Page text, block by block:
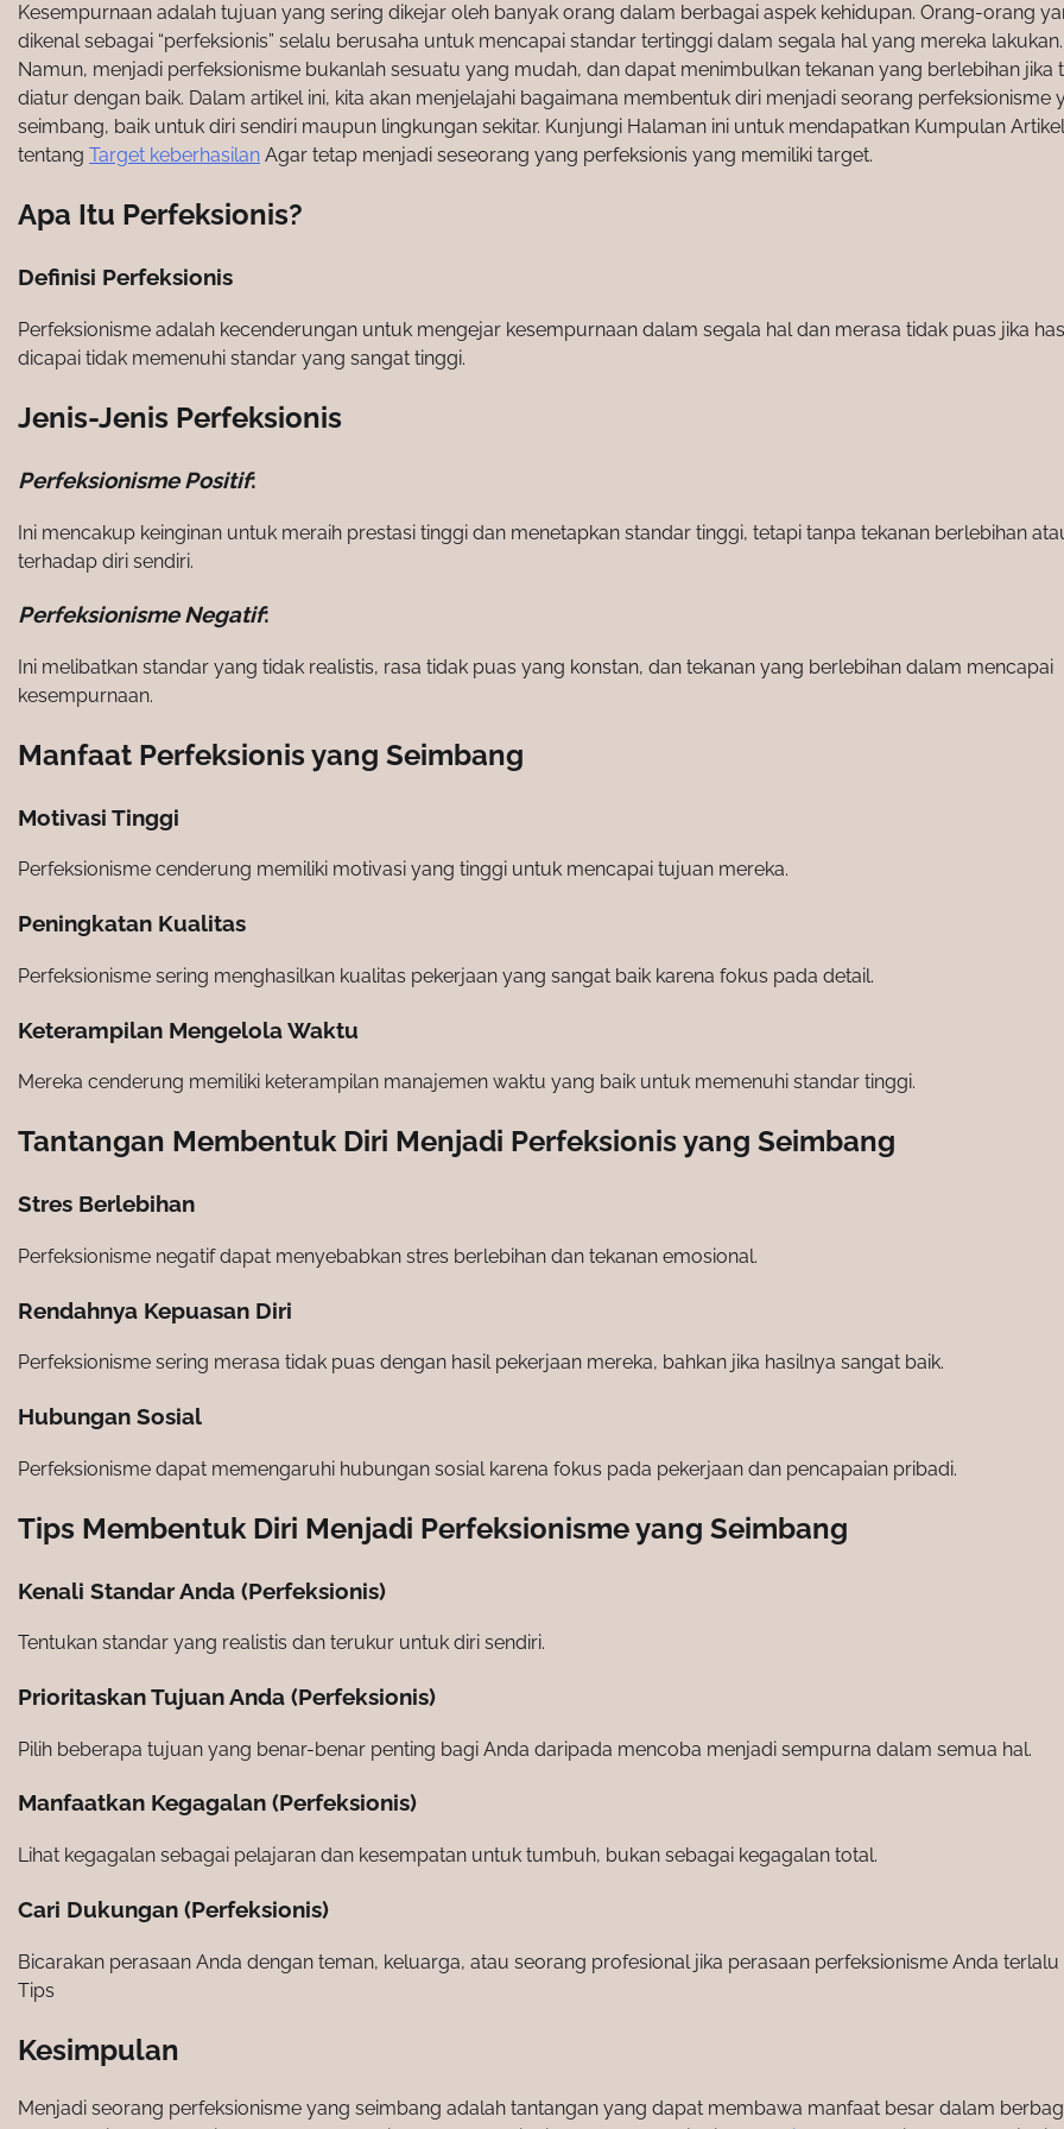
Kesempurnaan adalah tujuan yang sering dikejar oleh banyak orang dalam berbagai aspek kehidupan. Orang-orang
dikenal sebagai “perfeksionis” selalu berusaha untuk mencapai standar tertinggi dalam segala hal yang mereka lakukan.
Namun, menjadi perfeksionisme bukanlah sesuatu yang mudah, dan dapat menimbulkan tekanan yang berlebihan jika
diatur dengan baik. Dalam artikel ini, kita akan menjelajahi bagaimana membentuk diri menjadi seorang perfeksionisme
seimbang, baik untuk diri sendiri maupun lingkungan sekitar. Kunjungi Halaman ini untuk mendapatkan Kumpulan Artikel
tentang Target keberhasilan Agar tetap menjadi seseorang yang perfeksionis yang memiliki target.
Apa Itu Perfeksionis?
Definisi Perfeksionis
Perfeksionisme adalah kecenderungan untuk mengejar kesempurnaan dalam segala hal dan merasa tidak puas jika
dicapai tidak memenuhi standar yang sangat tinggi.
Jenis-Jenis Perfeksionis
Perfeksionisme Positif:
Ini mencakup keinginan untuk meraih prestasi tinggi dan menetapkan standar tinggi, tetapi tanpa tekanan berlebihan
terhadap diri sendiri.
Perfeksionisme Negatif:
Ini melibatkan standar yang tidak realistis, rasa tidak puas yang konstan, dan tekanan yang berlebihan dalam mencapai
kesempurnaan.
Manfaat Perfeksionis yang Seimbang
Motivasi Tinggi
Perfeksionisme cenderung memiliki motivasi yang tinggi untuk mencapai tujuan mereka.
Peningkatan Kualitas
Perfeksionisme sering menghasilkan kualitas pekerjaan yang sangat baik karena fokus pada detail.
Keterampilan Mengelola Waktu
Mereka cenderung memiliki keterampilan manajemen waktu yang baik untuk memenuhi standar tinggi.
Tantangan Membentuk Diri Menjadi Perfeksionis yang Seimbang
Stres Berlebihan
Perfeksionisme negatif dapat menyebabkan stres berlebihan dan tekanan emosional.
Rendahnya Kepuasan Diri
Perfeksionisme sering merasa tidak puas dengan hasil pekerjaan mereka, bahkan jika hasilnya sangat baik.
Hubungan Sosial
Perfeksionisme dapat memengaruhi hubungan sosial karena fokus pada pekerjaan dan pencapaian pribadi.
Tips Membentuk Diri Menjadi Perfeksionisme yang Seimbang
Kenali Standar Anda (Perfeksionis)
Tentukan standar yang realistis dan terukur untuk diri sendiri.
Prioritaskan Tujuan Anda (Perfeksionis)
Pilih beberapa tujuan yang benar-benar penting bagi Anda daripada mencoba menjadi sempurna dalam semua hal.
Manfaatkan Kegagalan (Perfeksionis)
Lihat kegagalan sebagai pelajaran dan kesempatan untuk tumbuh, bukan sebagai kegagalan total.
Cari Dukungan (Perfeksionis)
Bicarakan perasaan Anda dengan teman, keluarga, atau seorang profesional jika perasaan perfeksionisme Anda terlalu
Tips
Kesimpulan
Menjadi seorang perfeksionisme yang seimbang adalah tantangan yang dapat membawa manfaat besar dalam